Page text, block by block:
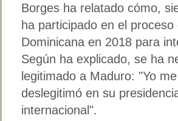
Borges ha relatado cómo,
ha participado en el
Dominicana en 2018 para
Según ha explicado, se ha
legitimado a Maduro: "Yo
deslegitimó en su
internacional".